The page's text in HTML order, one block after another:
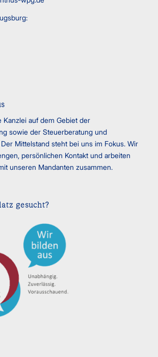
Kanzlei auf dem Gebiet der
sowie der Steuerberatung und
Mittelstand steht bei uns im Fokus. Wir
persönlichen Kontakt und arbeiten
unseren Mandanten zusammen.
gesucht?